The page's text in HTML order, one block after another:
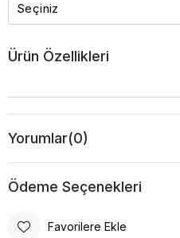
Ürün Özellikleri
Yorumlar(0)
Ödeme Seçenekleri
Favorilere Ekle